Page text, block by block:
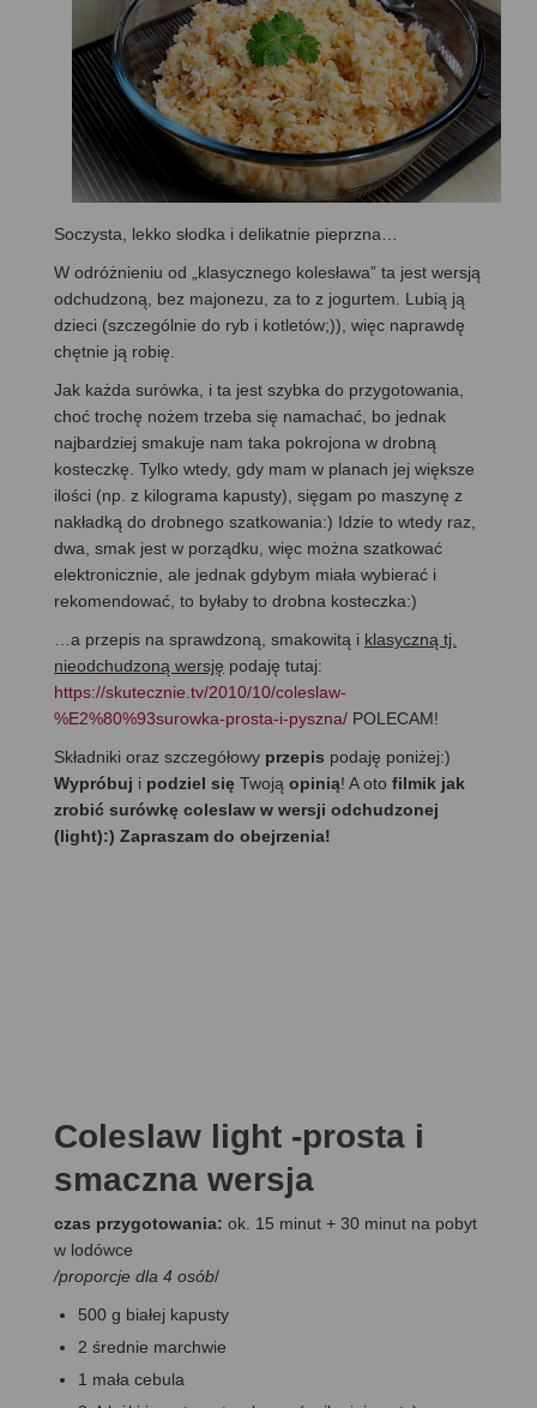
Soczysta, lekko słodka i delikatnie pieprzna…
W odróżnieniu od „klasycznego kolesława” ta jest wersją
odchudzoną, bez majonezu, za to z jogurtem. Lubią ją
dzieci (szczególnie do ryb i kotletów;)), więc naprawdę
chętnie ją robię.
Jak każda surówka, i ta jest szybka do przygotowania,
choć trochę nożem trzeba się namachać, bo jednak
najbardziej smakuje nam taka pokrojona w drobną
kosteczkę. Tylko wtedy, gdy mam w planach jej większe
ilości (np. z kilograma kapusty), sięgam po maszynę z
nakładką do drobnego szatkowania:) Idzie to wtedy raz,
dwa, smak jest w porządku, więc można szatkować
elektronicznie, ale jednak gdybym miała wybierać i
rekomendować, to byłaby to drobna kosteczka:)
…a przepis na sprawdzoną, smakowitą i klasyczną tj.
nieodchudzoną wersję podaję tutaj:
https://skutecznie.tv/2010/10/coleslaw-
%E2%80%93surowka-prosta-i-pyszna/ POLECAM!
Składniki oraz szczegółowy przepis podaję poniżej:)
Wypróbuj i podziel się Twoją opinią! A oto filmik jak
zrobić surówkę coleslaw w wersji odchudzonej
(light):) Zapraszam do obejrzenia!
Coleslaw light -prosta i
smaczna wersja
czas przygotowania: ok. 15 minut + 30 minut na pobyt
w lodówce
/proporcje dla 4 osób/
500 g białej kapusty
2 średnie marchwie
1 mała cebula